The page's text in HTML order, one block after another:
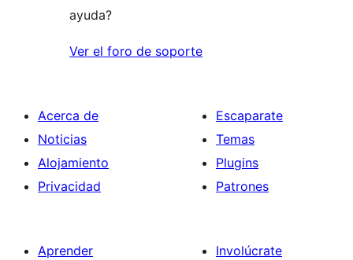
ayuda?
Ver el foro de soporte
Acerca de
Noticias
Alojamiento
Privacidad
Escaparate
Temas
Plugins
Patrones
Aprender
Involúcrate